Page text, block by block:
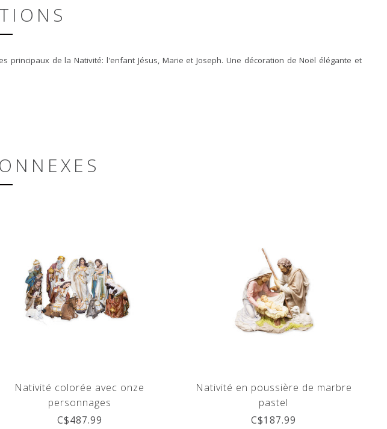
de la Nativité: l'enfant Jésus, Marie et Joseph. Une décoration de Noël élégante et
Nativité colorée avec onze
personnages
C$487.99
Nativité en poussière de marbre
pastel
C$187.99